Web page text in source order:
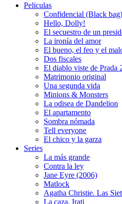
Peliculas
Confidencial (Black bag)
Hello, Dolly!
El secuestro de un
La ironía del amor
El bueno, el feo y el
Dos fiscales
El diablo viste de Prada
Matrimonio original
Una segunda vida
Minions & Monsters
La odisea de Dandelion
El apartamento
Sombra nómada
Tell everyone
El chico y la garza
Series
La más grande
Contra la ley
Jane Eyre (2006)
Matlock
Agatha Christie. Las
La caza. Irati